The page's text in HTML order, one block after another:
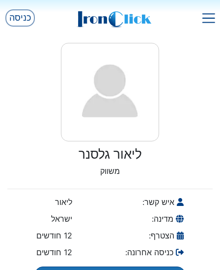
כניסה
ליאור גלסנר
משווק
איש קשר:
ליאור
מדינה:
ישראל
הצטרף:
12 חודשים
כניסה אחרונה:
12 חודשים